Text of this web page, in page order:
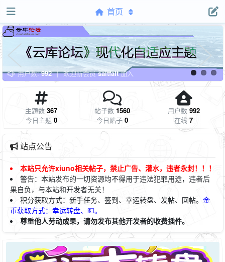
首页
用户数:992 | 欢迎新会员saltfalt加入
主题数367
今日主题 0
帖子数1560
今日贴子0
用户数 992
在线7
站点公告
本站只允许xiuno相关帖子，禁止广告、灌水，违者永封！！！
警告：本站发布的一切资源均不得用于违法犯罪用途，违者后
果自负，与本站和开发者无关！
积分获取方式：新手任务、签到、幸运转盘、发帖、回帖。 金
币获取方式：幸运转盘、💵。
尊重他人劳动成果，请勿发布其他开发者的收费插件。